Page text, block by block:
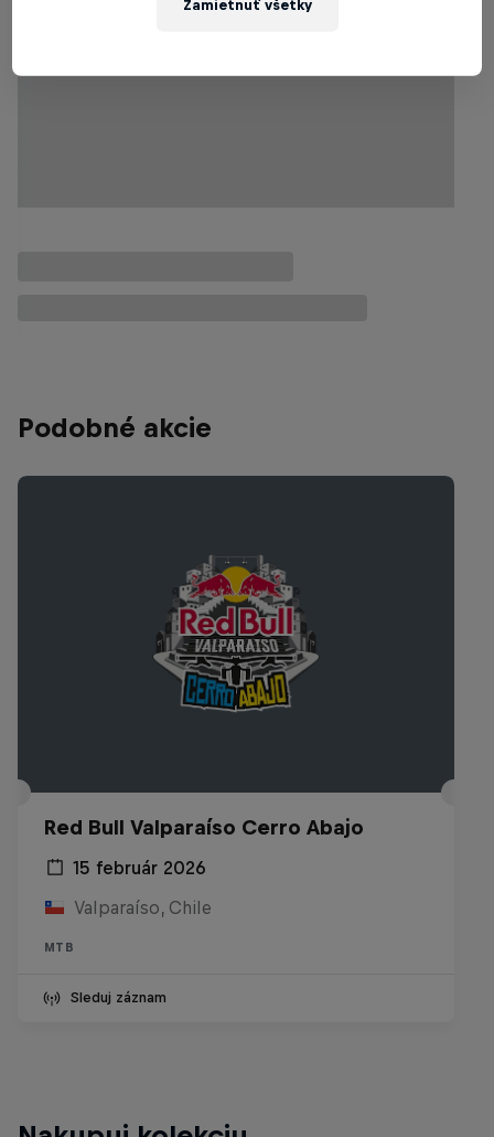
Podobné akcie
Red Bull Valparaíso Cerro Abajo
15 február 2026
Valparaíso, Chile
MTB
Sleduj záznam
Zamietnuť všetky